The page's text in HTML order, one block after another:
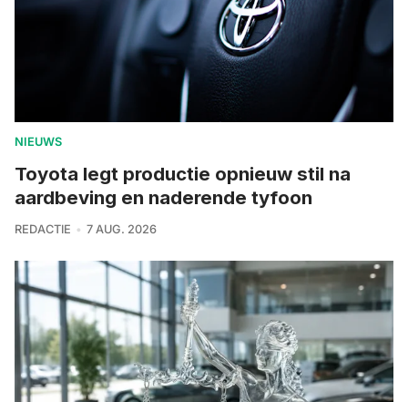
NIEUWS
Toyota legt productie opnieuw stil na
aardbeving en naderende tyfoon
REDACTIE 7 AUG. 2026